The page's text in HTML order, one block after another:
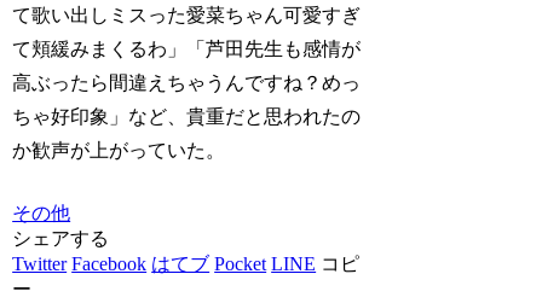
て歌い出しミスった愛菜ちゃん可愛すぎ
て頬緩みまくるわ」「芦田先生も感情が
高ぶったら間違えちゃうんですね？めっ
ちゃ好印象」など、貴重だと思われたの
か歓声が上がっていた。
その他
シェアする
Twitter Facebook はてブ Pocket LINE コピ
ー